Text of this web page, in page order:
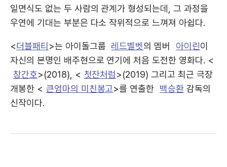
일면식도 없는 두 사람의 관계가 형성되는데, 그 과정을
우연에 기대는 부분은 다소 작위적으로 느껴져 아쉽다.
<더블패티>는 아이돌그룹 레드벨벳의 멤버 아이린이
자신의 본명인 배주현으로 연기에 처음 도전한 영화다. <
창간호>(2018), < 첫잔처럼>(2019) 그리고 최근 극장
개봉한 < 큰엄마의 미친봉고>를 연출한 백승환 감독의
신작이다.